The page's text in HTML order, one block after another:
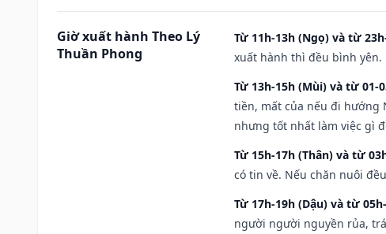
Giờ xuất hành Theo Lý
Thuần Phong
Từ 11h-13h (Ngọ) và từ
xuất hành thì đều bình yên.
Từ 13h-15h (Mùi) và từ 01-
tiền, mất của nếu đi hướng
nhưng tốt nhất làm việc gì
Từ 15h-17h (Thân) và từ
có tin về. Nếu chăn nuôi
Từ 17h-19h (Dậu) và từ
người người nguyền rủa,